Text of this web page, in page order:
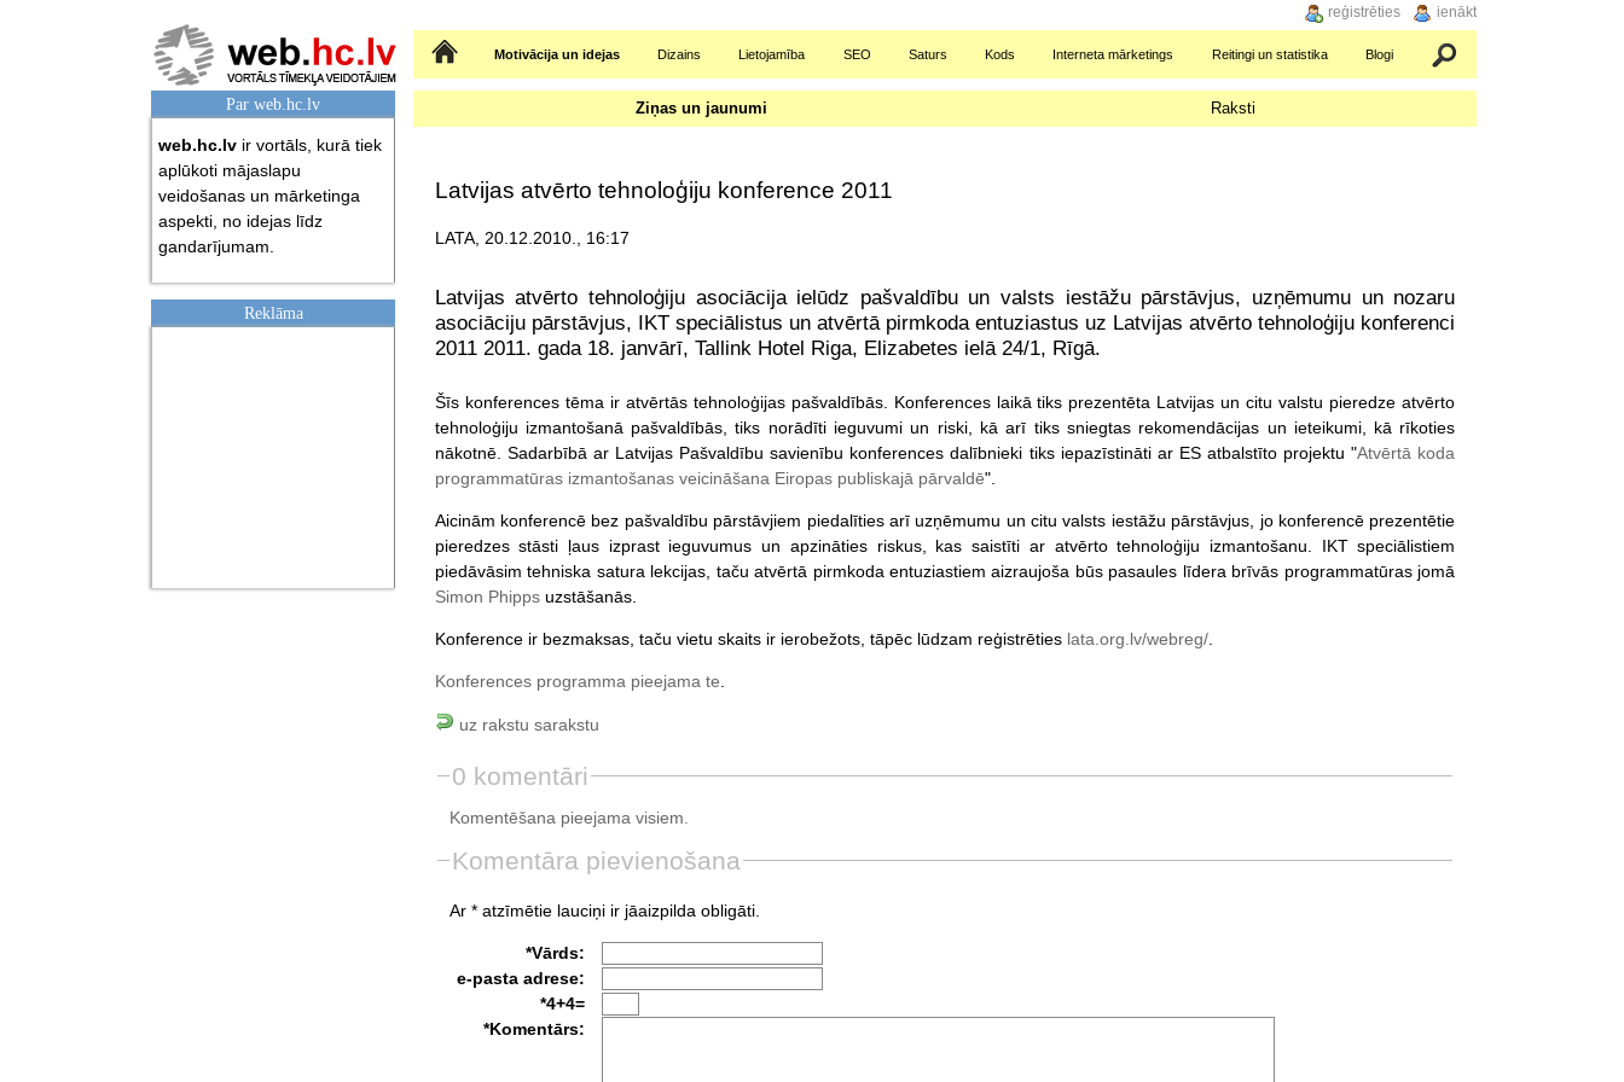
SākumlapaMotivācija un idejas Dizains Lietojamība SEO Saturs Kods Interneta mārketings Reitingi un statistika Blogi Meklēšana
Ziņas un jaunumi Raksti
Latvijas atvērto tehnoloģiju konference 2011
LATA, 20.12.2010., 16:17
Latvijas atvērto tehnoloģiju asociācija ielūdz pašvaldību un valsts iestāžu pārstāvjus, uzņēmumu un nozaru
asociāciju pārstāvjus, IKT speciālistus un atvērtā pirmkoda entuziastus uz Latvijas atvērto tehnoloģiju konferenci
2011 2011. gada 18. janvārī, Tallink Hotel Riga, Elizabetes ielā 24/1, Rīgā.
Šīs konferences tēma ir atvērtās tehnoloģijas pašvaldībās. Konferences laikā tiks prezentēta Latvijas un citu valstu pieredze atvērto
tehnoloģiju izmantošanā pašvaldībās, tiks norādīti ieguvumi un riski, kā arī tiks sniegtas rekomendācijas un ieteikumi, kā rīkoties
nākotnē. Sadarbībā ar Latvijas Pašvaldību savienību konferences dalībnieki tiks iepazīstināti ar ES atbalstīto projektu "Atvērtā koda
programmatūras izmantošanas veicināšana Eiropas publiskajā pārvaldē".
Aicinām konferencē bez pašvaldību pārstāvjiem piedalīties arī uzņēmumu un citu valsts iestāžu pārstāvjus, jo konferencē prezentētie
pieredzes stāsti ļaus izprast ieguvumus un apzināties riskus, kas saistīti ar atvērto tehnoloģiju izmantošanu. IKT speciālistiem
piedāvāsim tehniska satura lekcijas, taču atvērtā pirmkoda entuziastiem aizraujoša būs pasaules līdera brīvās programmatūras jomā
Simon Phippsuzstāšanās.
Konference ir bezmaksas, taču vietu skaits ir ierobežots, tāpēc lūdzam reģistrēties lata.org.lv/webreg/.
Konferences programma pieejama te
uz rakstu sarakstu
0 komentāri
Komentēšana pieejama visiem.
Komentāra pievienošana
Ar * atzīmētie lauciņi ir jāaizpilda obligāti.
*Vārds:
e-pasta adrese:
*4+4=
*Komentārs:
Par web.hc.lv
web.hc.lv ir vortāls, kurā tiek
aplūkoti mājaslapu
veidošanas un mārketinga
aspekti, no idejas līdz
gandarījumam.
Reklāma
ienākt
reģistrēties